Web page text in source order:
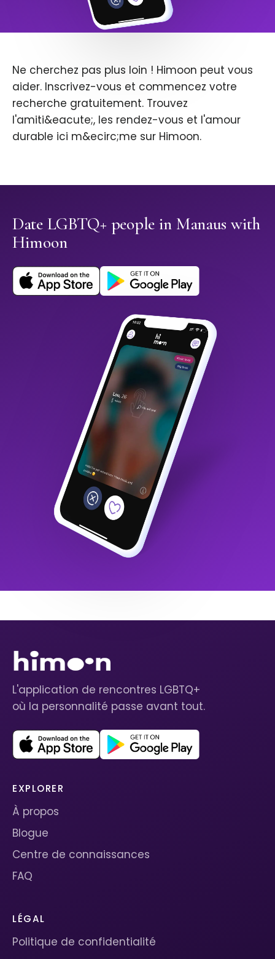
Ne cherchez pas plus loin ! Himoon peut vous
aider. Inscrivez-vous et commencez votre
recherche gratuitement. Trouvez
l'amiti&eacute;, les rendez-vous et l'amour
durable ici m&ecirc;me sur Himoon.
Date LGBTQ+ people in Manaus with
Himoon
L'application de rencontres LGBTQ+
où la personnalité passe avant tout.
EXPLORER
À propos
Blogue
Centre de connaissances
FAQ
LÉGAL
Politique de confidentialité